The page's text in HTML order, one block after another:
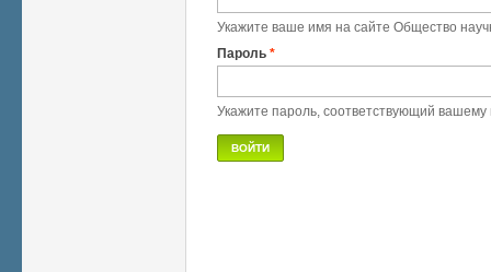
Укажите ваше имя на сайте Общество
Пароль *
Укажите пароль, соответствующий вашему